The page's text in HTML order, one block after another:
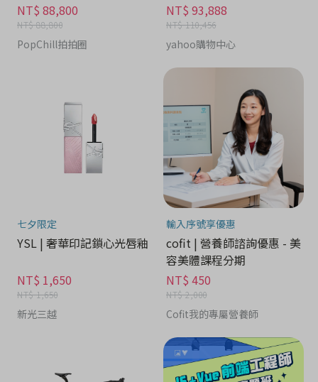
NT$ 88,800
NT$ 88,800
PopChill拍拍圈
NT$ 93,888
NT$ 110,456
yahoo購物中心
七夕限定
YSL | 奢華印記鎖心光唇釉
NT$ 1,650
NT$ 1,650
新光三越
輸入序號享優惠
cofit | 營養師諮詢優惠 - 美
容美體課程分期
NT$ 450
NT$ 2,000
Cofit我的專屬營養師